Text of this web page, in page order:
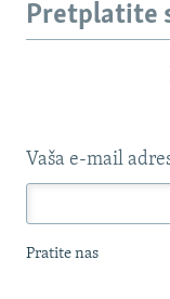
Pretplatite
Vaša e-mail
Pratite nas